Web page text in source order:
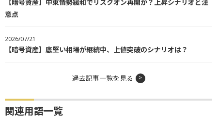
【暗号資産】中東情勢緩和でリスクオン再開か？上昇シナリオと注
意点
2026/07/21
【暗号資産】底堅い相場が継続中、上値突破のシナリオは？
過去記事一覧を見る
関連用語一覧